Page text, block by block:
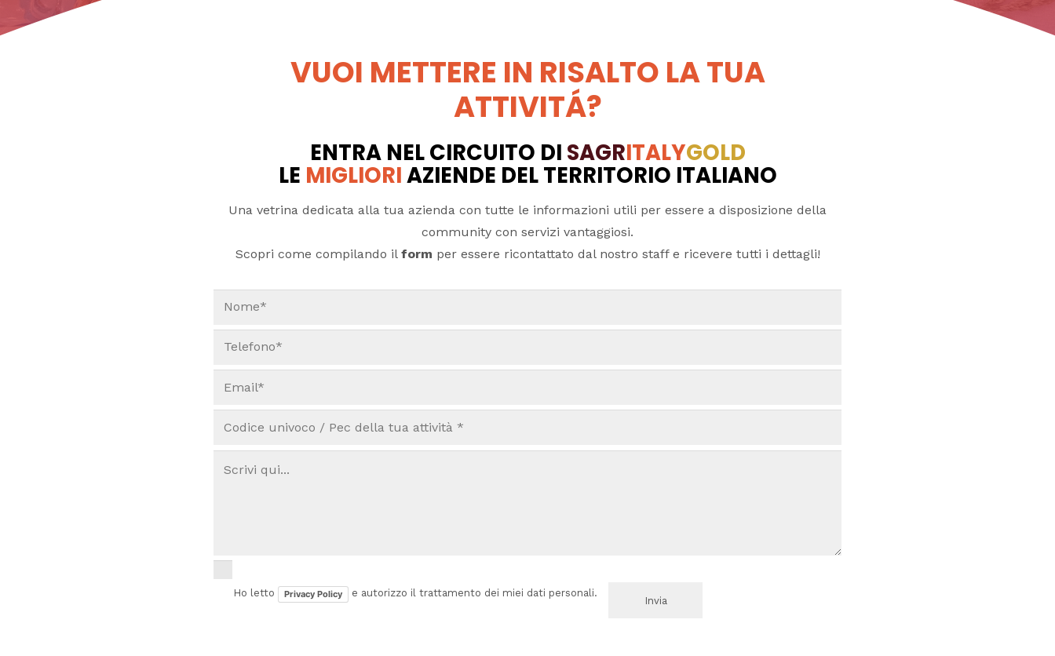
VUOI METTERE IN RISALTO LA TUA
ATTIVITÁ?
ENTRA NEL CIRCUITO DI SAGRITALYGOLD
LE MIGLIORIAZIENDE DEL TERRITORIO ITALIANO
Una vetrina dedicata alla tua azienda con tutte le informazioni utili per essere a disposizione della
community con servizi vantaggiosi.
Scopri come compilando il form per essere ricontattato dal nostro staff e ricevere tutti i dettagli!
Ho letto Privacy Policy e autorizzo il trattamento dei miei dati personali.